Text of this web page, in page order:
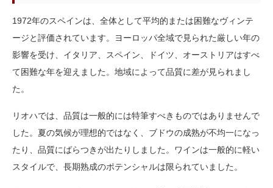
1972年のスペインは、全体として平均的または困難なヴィンテ
ージと評価されています。ヨーロッパ全域で見られた厳しい年の
影響を受け、イタリア、スペイン、ドイツ、オーストリアはすべ
て困難な年を迎えました。地域によって品質に差が見られまし
た。
リオハでは、品質は一般的には特筆すべきものではありませんで
した。夏の気候が理想的ではなく、ブドウの成熟が不均一になっ
たり、品質にばらつきが出たりしました。ワインは一般的に軽い
スタイルで、長期熟成のポテンシャルは限られていました。